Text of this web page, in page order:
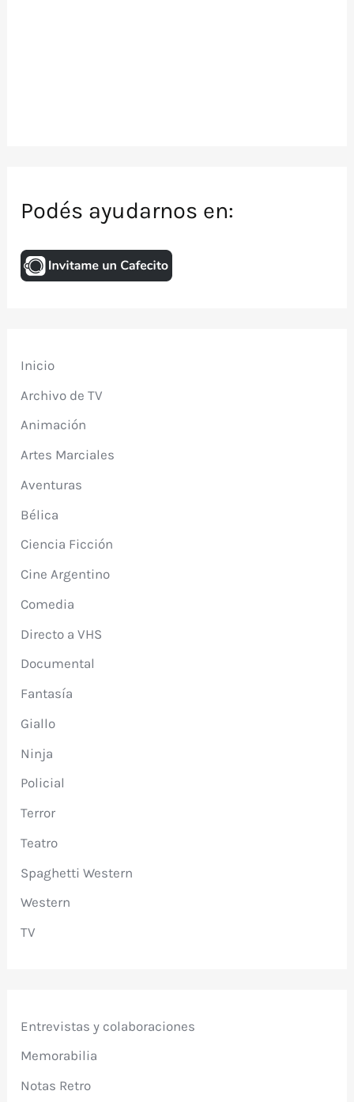
Podés ayudarnos en:
Inicio
Archivo de TV
Animación
Artes Marciales
Aventuras
Bélica
Ciencia Ficción
Cine Argentino
Comedia
Directo a VHS
Documental
Fantasía
Giallo
Ninja
Policial
Terror
Teatro
Spaghetti Western
Western
TV
Entrevistas y colaboraciones
Memorabilia
Notas Retro